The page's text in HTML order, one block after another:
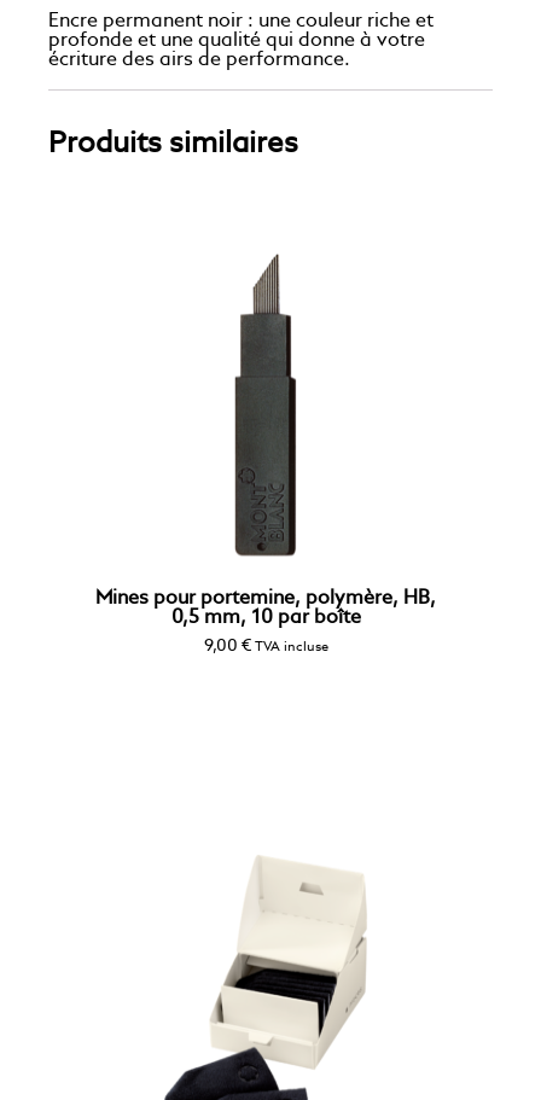
Encre permanent noir : une couleur riche et
profonde et une qualité qui donne à votre
écriture des airs de performance.
Produits similaires
Mines pour portemine, polymère, HB,
0,5 mm, 10 par boîte
9,00 € TVA incluse